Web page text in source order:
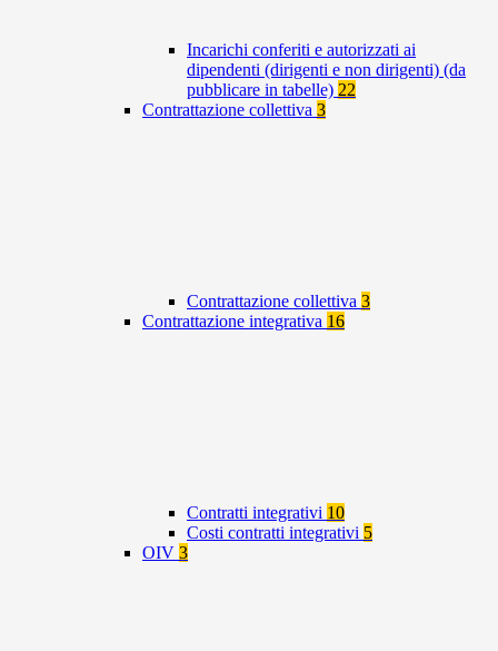
Incarichi conferiti e autorizzati ai
dipendenti (dirigenti e non dirigenti) (da
pubblicare in tabelle) 22
Contrattazione collettiva 3
Contrattazione collettiva 3
Contrattazione integrativa 16
Contratti integrativi 10
Costi contratti integrativi 5
OIV 3